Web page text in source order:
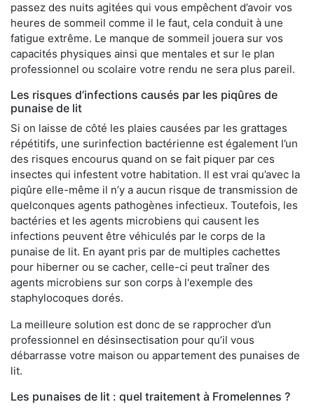
passez des nuits agitées qui vous empêchent d’avoir vos
heures de sommeil comme il le faut, cela conduit à une
fatigue extrême. Le manque de sommeil jouera sur vos
capacités physiques ainsi que mentales et sur le plan
professionnel ou scolaire votre rendu ne sera plus pareil.
Les risques d’infections causés par les piqûres de
punaise de lit
Si on laisse de côté les plaies causées par les grattages
répétitifs, une surinfection bactérienne est également l’un
des risques encourus quand on se fait piquer par ces
insectes qui infestent votre habitation. Il est vrai qu’avec la
piqûre elle-même il n’y a aucun risque de transmission de
quelconques agents pathogènes infectieux. Toutefois, les
bactéries et les agents microbiens qui causent les
infections peuvent être véhiculés par le corps de la
punaise de lit. En ayant pris par de multiples cachettes
pour hiberner ou se cacher, celle-ci peut traîner des
agents microbiens sur son corps à l'exemple des
staphylocoques dorés.
La meilleure solution est donc de se rapprocher d’un
professionnel en désinsectisation pour qu’il vous
débarrasse votre maison ou appartement des punaises de
lit.
Les punaises de lit : quel traitement à Fromelennes ?